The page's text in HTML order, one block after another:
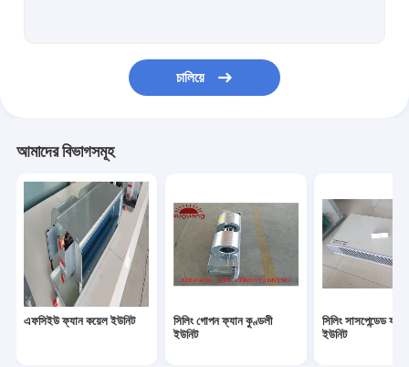
প্লাস্টিক জল সঞ্চয় ট্যাংক
চালিয়ে
আমাদের বিভাগসমূহ
এফসিইউ ফ্যান কয়েল ইউনিট
সিলিং গোপন ফ্যান কুণ্ডলী
ইউনিট
সিলিং সাসপেন্ডেড
ইউনিট